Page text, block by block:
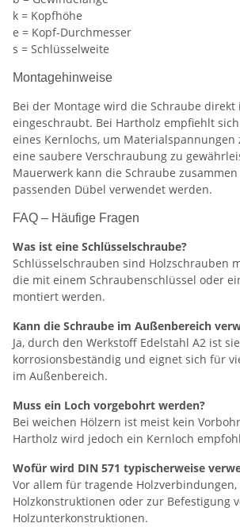
k = Kopfhöhe
e = Kopf-Durchmesser
s = Schlüsselweite
Montagehinweise
Bei der Montage wird die Schraube direkt
eingeschraubt. Bei Hartholz empfiehlt
eines Kernlochs, um
eine saubere Verschraubung zu
Mauerwerk kann die Schraube
passenden Dübel verwendet werden.
FAQ – Häufige Fragen
Was ist eine Schlüsselschraube?
Schlüsselschrauben sind Holzschrauben
die mit einem Schraubenschlüssel oder
montiert werden.
Kann die Schraube im Außenbereich
Ja, durch den Werkstoff Edelstahl A2 ist sie
korrosionsbeständig und eignet sich für
im Außenbereich.
Muss ein Loch vorgebohrt werden?
Bei weichen Hölzern ist meist kein
Hartholz wird jedoch ein Kernloch
Wofür wird DIN 571 typischerweise
Vor allem für tragende Holzverbindungen,
Holzkonstruktionen oder zur Befestigung
Holzunterkonstruktionen.